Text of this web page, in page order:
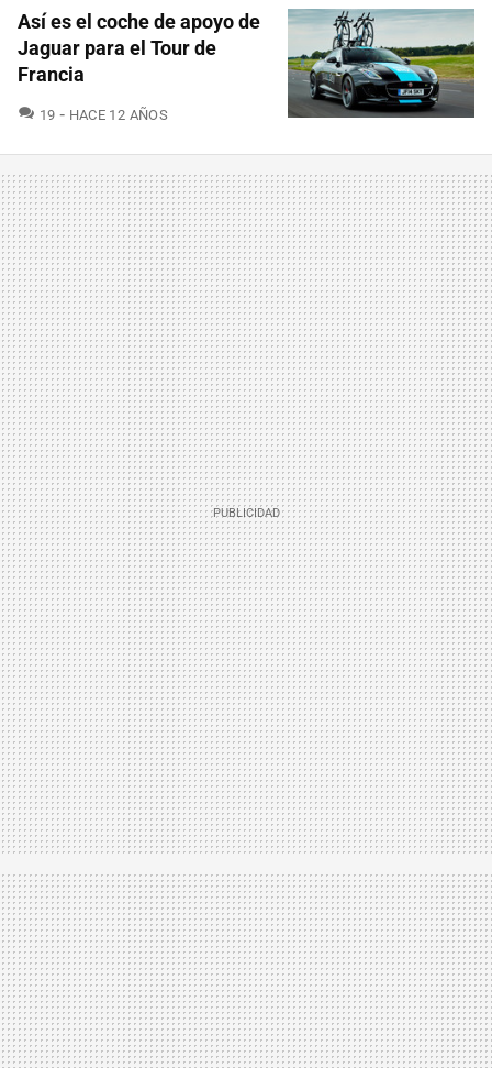
Así es el coche de apoyo de
Jaguar para el Tour de
Francia
19 COMENTARIOS
HACE 12 AÑOS